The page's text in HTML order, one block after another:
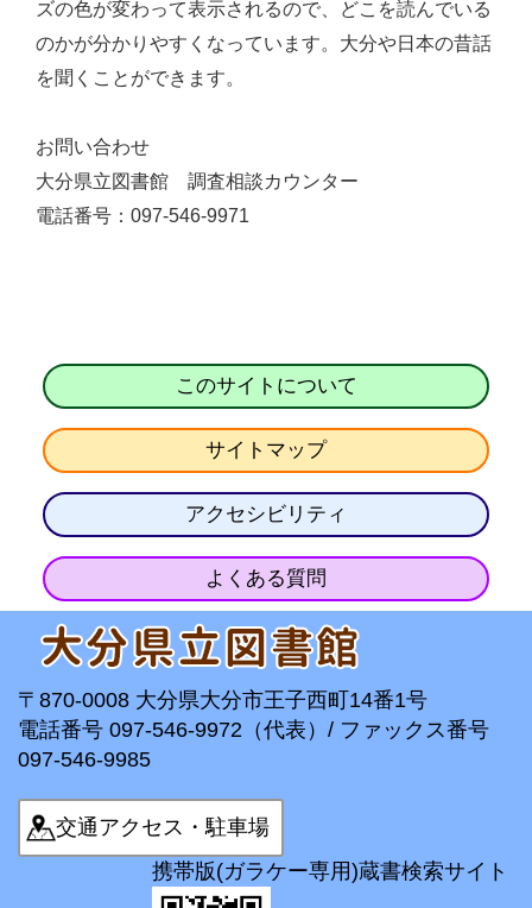
ズの色が変わって表示されるので、どこを読んでいる
のかが分かりやすくなっています。大分や日本の昔話
を聞くことができます。
お問い合わせ
大分県立図書館 調査相談カウンター
電話番号：097-546-9971
このサイトについて
サイトマップ
アクセシビリティ
よくある質問
〒870-0008 大分県大分市王子西町14番1号
電話番号 097-546-9972（代表）/ ファックス番号
097-546-9985
交通アクセス・駐車場
携帯版(ガラケー専用)蔵書検索サイト